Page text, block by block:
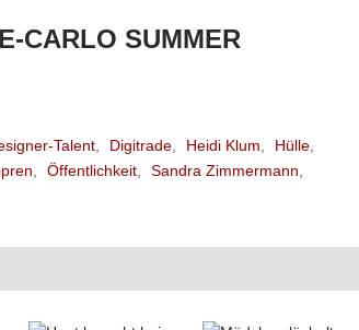
CARLO SUMMER
Talent Digitrade Heidi Klum Hülle
Öffentlichkeit Sandra Zimmermann